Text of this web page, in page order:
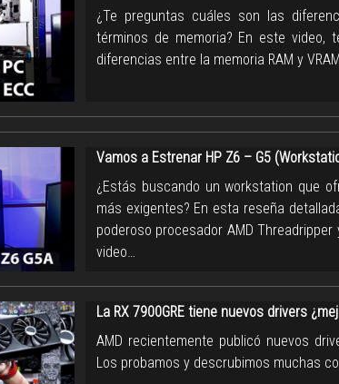
¿Te preguntas cuáles son las
términos de memoria? En este video,
diferencias entre la memoria RAM y
Vamos a Estrenar HP Z6 – G5
¿Estás buscando un workstation que
más exigentes? En esta reseña
poderoso procesador AMD Threadripper
video…
La RX 7900GRE tiene nuevos drivers
AMD recientemente publicó nuevos
Los probamos y descrubimos muchas